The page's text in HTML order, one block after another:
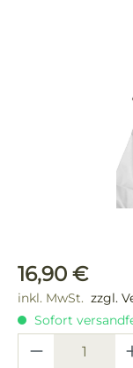
Bildergalerie
Regulärer Preis:
16,90 €
inkl. MwSt. zzgl.
Sofort
Produkt